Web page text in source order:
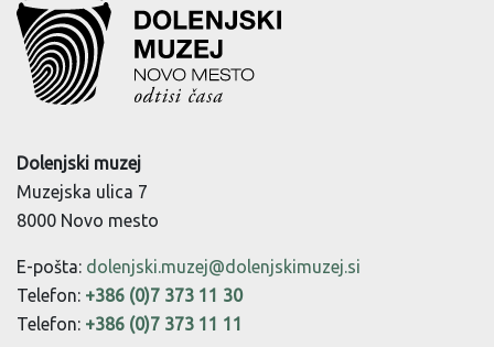
Dolenjski muzej
Muzejska ulica 7
8000 Novo mesto
E-pošta: dolenjski.muzej@dolenjskimuzej.si
Telefon: +386 (0)7 373 11 30
Telefon: +386 (0)7 373 11 11